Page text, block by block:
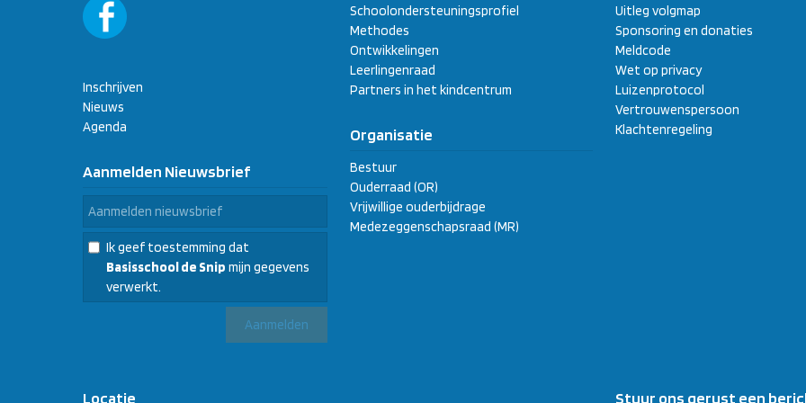
Inschrijven
Nieuws
Agenda
Aanmelden Nieuwsbrief
Ik geef toestemming dat
Basisschool de Snip mijn gegevens
verwerkt.
Schoolondersteuningsprofiel
Methodes
Ontwikkelingen
Leerlingenraad
Partners in het kindcentrum
Organisatie
Bestuur
Ouderraad (OR)
Vrijwillige ouderbijdrage
Medezeggenschapsraad (MR)
Uitleg volgmap
Sponsoring en donaties
Meldcode
Wet op privacy
Luizenprotocol
Vertrouwenspersoon
Klachtenregeling
Locatie Stuur ons gerust een